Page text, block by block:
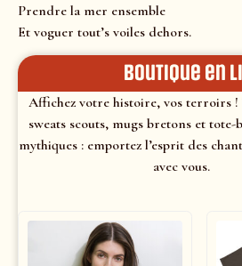
Prendre la mer ensemble
Et voguer tout’s voiles dehors.
Boutique en
Affichez votre histoire, vos terroirs
sweats scouts, mugs bretons et tote-
mythiques : emportez l’esprit des
avec vous.